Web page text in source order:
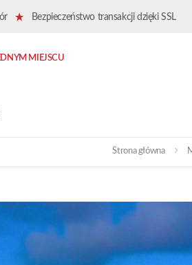
Bezpieczeństwo transakcji dzięki SSL
MIEJSCU
Strona główna